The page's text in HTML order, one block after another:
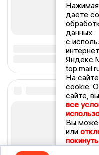
даете
данных
с
На
cookie.
сайте,
все
Вы
или